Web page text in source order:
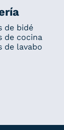
de bidé
de cocina
de lavabo